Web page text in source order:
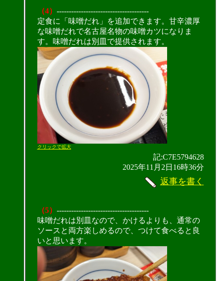
（4） --------------------------------------
定食に「味噌だれ」を追加できます。甘辛濃厚
な味噌だれで名古屋名物の味噌カツになりま
す。味噌だれは別皿で提供されます。
クリックで拡大
記:C7E5794628
2025年11月2日16時36分
返事を書く
（5） --------------------------------------
味噌だれは別皿なので、かけるよりも、通常の
ソースと両方楽しめるので、つけて食べると良
いと思います。